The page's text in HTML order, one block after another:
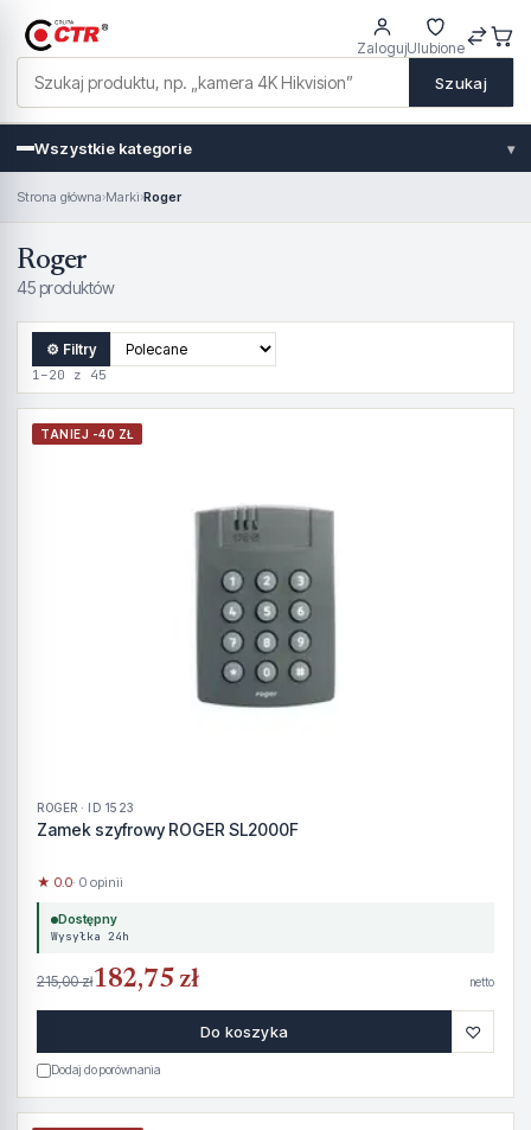
Szukaj
ZalogujUlubione
Wszystkie kategorie ▾
Strona główna›Marki›Roger
Roger
45 produktów
⚙ Filtry
1–20 z 45
TANIEJ -40 ZŁ
ROGER · ID 1523
Zamek szyfrowy ROGER SL2000F
★ 0.0· 0 opinii
Dostępny
Wysyłka 24h
215,00 zł182,75 zł netto
Do koszyka ♡
Dodaj do porównania